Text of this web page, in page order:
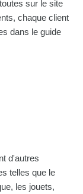
sur le site
chaque client
dans le guide
d'autres
telles que le
les jouets,